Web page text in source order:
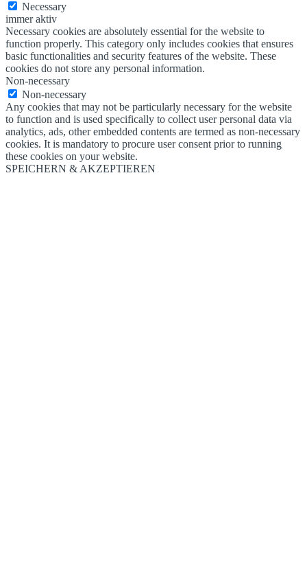
Necessary
immer aktiv
Necessary cookies are absolutely essential for the website to
function properly. This category only includes cookies that ensures
basic functionalities and security features of the website. These
cookies do not store any personal information.
Non-necessary
Non-necessary
Any cookies that may not be particularly necessary for the website
to function and is used specifically to collect user personal data via
analytics, ads, other embedded contents are termed as non-necessary
cookies. It is mandatory to procure user consent prior to running
these cookies on your website.
SPEICHERN & AKZEPTIEREN